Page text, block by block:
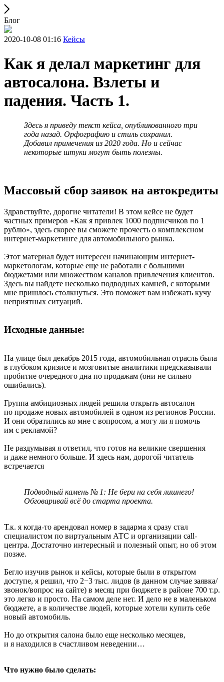
Блог
2020-10-08 01:16 Кейсы
Как я делал маркетинг для
автосалона. Взлеты и
падения. Часть 1.
Здесь я приведу текст кейса, опубликованного три
года назад. Орфографию и стиль сохранил.
Добавил примечения из 2020 года. Но и сейчас
некоторые штуки могут быть полезны.
Массовый сбор заявок на автокредиты
Здравствуйте, дорогие читатели! В этом кейсе не будет
частных примеров «Как я привлек 1000 подписчиков по 1
рублю», здесь скорее вы сможете прочесть о комплексном
интернет-маркетинге для автомобильного рынка.
Этот материал будет интересен начинающим интернет-
маркетологам, которые еще не работали с большими
бюджетами или множеством каналов привлечения клиентов.
Здесь вы найдете несколько подводных камней, с которыми
мне пришлось столкнуться. Это поможет вам избежать кучу
неприятных ситуаций.
Исходные данные:
На улице был декабрь 2015 года, автомобильная отрасль была
в глубоком кризисе и мозговитые аналитики предсказывали
пробитие очередного дна по продажам (они не сильно
ошибались).
Группа амбициозных людей решила открыть автосалон
по продаже новых автомобилей в одном из регионов России.
И они обратились ко мне с вопросом, а могу ли я помочь
им с рекламой?
Не раздумывая я ответил, что готов на великие свершения
и даже немного больше. И здесь нам, дорогой читатель
встречается
Подводный камень № 1: Не бери на себя лишнего!
Обговаривай всё до старта проекта.
Т.к. я когда-то арендовал номер в задарма я сразу стал
специалистом по виртуальным АТС и организации call-
центра. Достаточно интересный и полезный опыт, но об этом
позже.
Бегло изучив рынок и кейсы, которые были в открытом
доступе, я решил, что 2−3 тыс. лидов (в данном случае заявка/
звонок/вопрос на сайте) в месяц при бюджете в районе 700 т.р.
это легко и просто. На самом деле нет. И дело не в маленьком
бюджете, а в количестве людей, которые хотели купить себе
новый автомобиль.
Но до открытия салона было еще несколько месяцев,
и я находился в счастливом неведении…
Что нужно было сделать: